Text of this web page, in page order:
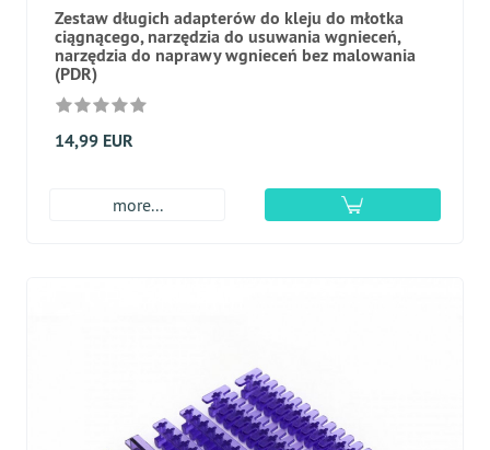
Zestaw długich adapterów do kleju do młotka
ciągnącego, narzędzia do usuwania wgnieceń,
narzędzia do naprawy wgnieceń bez malowania
(PDR)
14,99 EUR
more...